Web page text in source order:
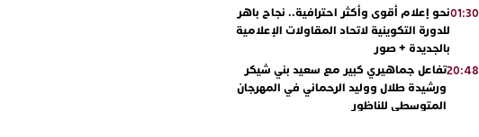
01:30نحو إعلام أقوى وأكثر احترافية.. نجاح باهر
للدورة التكوينية لاتحاد المقاولات الإعلامية
بالجديدة + صور
20:48تفاعل جماهيري كبير مع سعيد بني شيكر
ورشيدة طلال ووليد الرحماني في المهرجان
المتوسطي للناظور